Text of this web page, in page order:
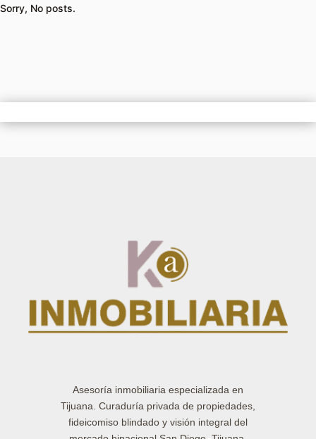
Sorry, No posts.
Asesoría inmobiliaria especializada en
Tijuana. Curaduría privada de propiedades,
fideicomiso blindado y visión integral del